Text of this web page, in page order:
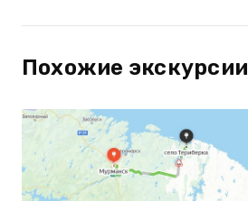
Похожие экскурсии